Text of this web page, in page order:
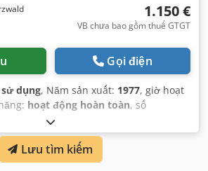
1.150 €
VB chưa bao gồm thuế GTGT
Gọi điện
dụng, Năm sản xuất: 1977, giờ hoạt
hoạt động hoàn toàn, số
, độ sâu khoan:
, tổng chiều cao:1.200 mm, trọng
640 kg, chiều dài trục khoan:
, chiều rộng làm việc:
Lưu tìm kiếm